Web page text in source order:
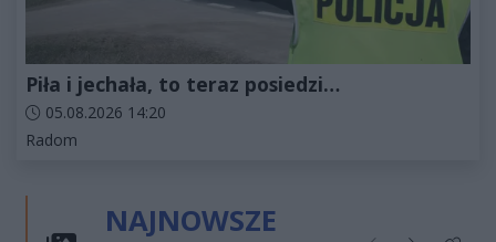
Piła i jechała, to teraz posiedzi…
Data dodania artykułu:
05.08.2026 14:20
Kategorie artykułu:
Radom
NAJNOWSZE